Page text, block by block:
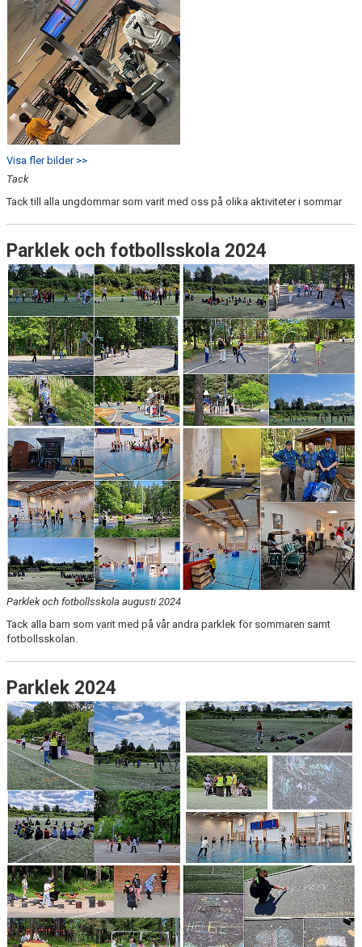
Visa fler bilder >>
Tack
Tack till alla ungdommar som varit med oss på olika aktiviteter i sommar
Parklek och fotbollsskola 2024
Parklek och fotbollsskola augusti 2024
Tack alla barn som varit med på vår andra parklek för sommaren samt
fotbollsskolan.
Parklek 2024